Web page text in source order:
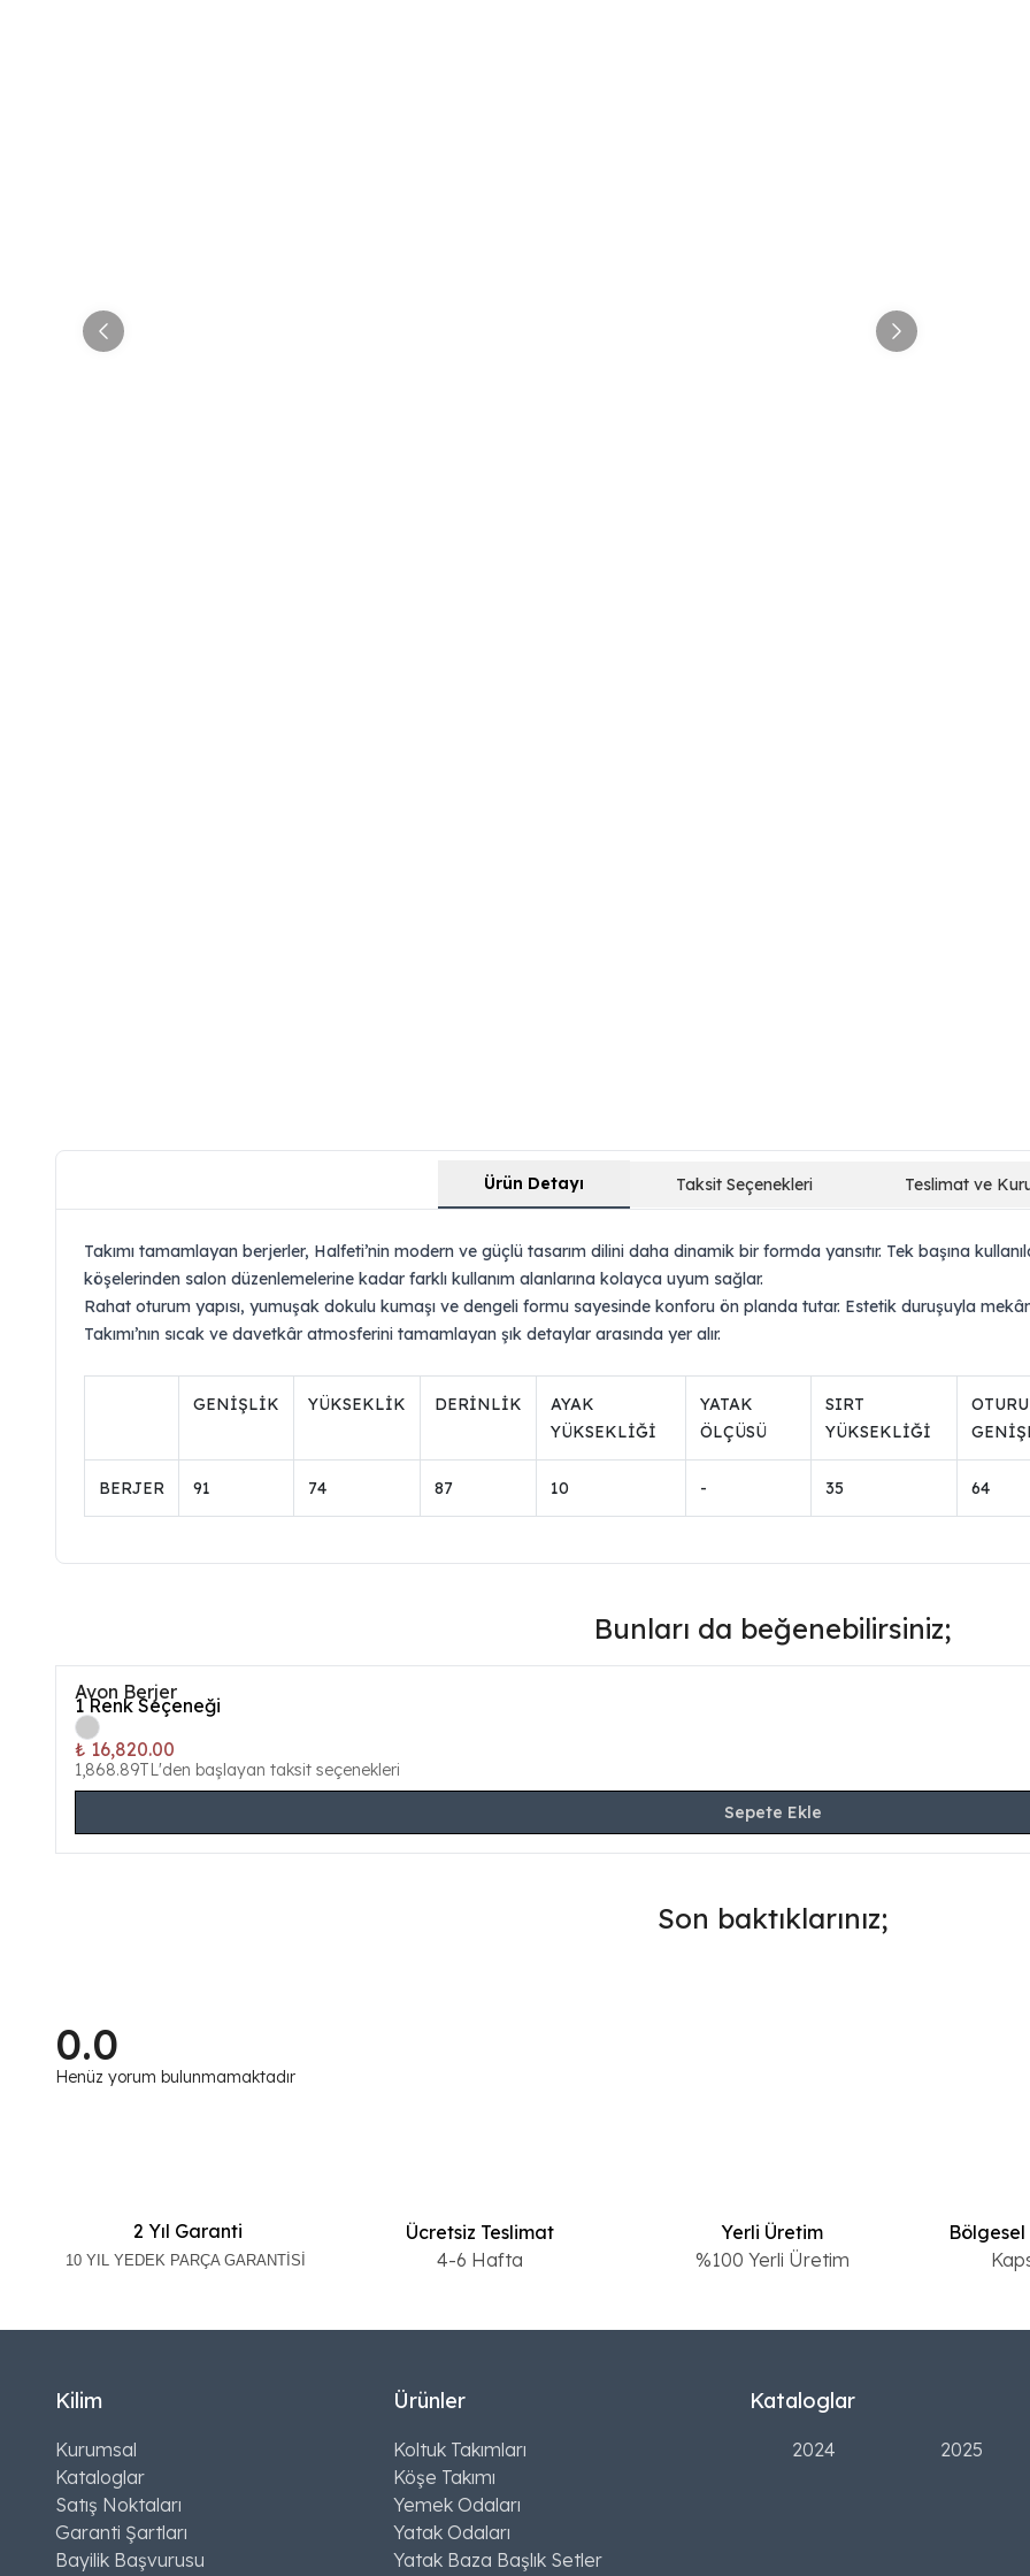
Ürün Detayı Taksit Seçenekleri Teslimat ve
Takımı tamamlayan berjerler, Halfeti’nin modern ve güçlü tasarım dilini daha dinamik bir formda yansıtır. Tek başına
köşelerinden salon düzenlemelerine kadar farklı kullanım alanlarına kolayca uyum sağlar.
Rahat oturum yapısı, yumuşak dokulu kumaşı ve dengeli formu sayesinde konforu ön planda tutar. Estetik duruşuyla
Takımı’nın sıcak ve davetkâr atmosferini tamamlayan şık detaylar arasında yer alır.
GENİŞLİK YÜKSEKLİK DERİNLİK
AYAK
YÜKSEKLİĞİ
YATAK
ÖLÇÜSÜ
SIRT
YÜKSEKLİĞİ
BERJER 91 74 87 10 - 35 64
Bunları da beğenebilirsiniz;
Avon Berjer
1 Renk Seçeneği
₺ 16,820.00
1,868.89TL'den başlayan taksit seçenekleri
Sepete Ekle
Son baktıklarınız;
0.0
Henüz yorum bulunmamaktadır
2 Yıl Garanti
10 YIL YEDEK PARÇA GARANTİSİ
Ücretsiz Teslimat
4-6 Hafta
Yerli Üretim
%100 Yerli Üretim
Kilim
Kurumsal
Kataloglar
Satış Noktaları
Garanti Şartları
Bayilik Başvurusu
Ürünler
Koltuk Takımları
Köşe Takımı
Yemek Odaları
Yatak Odaları
Yatak Baza Başlık Setler
Kataloglar
2024 2025